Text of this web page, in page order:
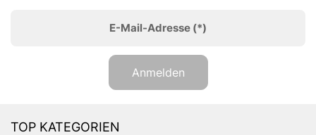
E-Mail-Adresse (*)
Anmelden
TOP KATEGORIEN